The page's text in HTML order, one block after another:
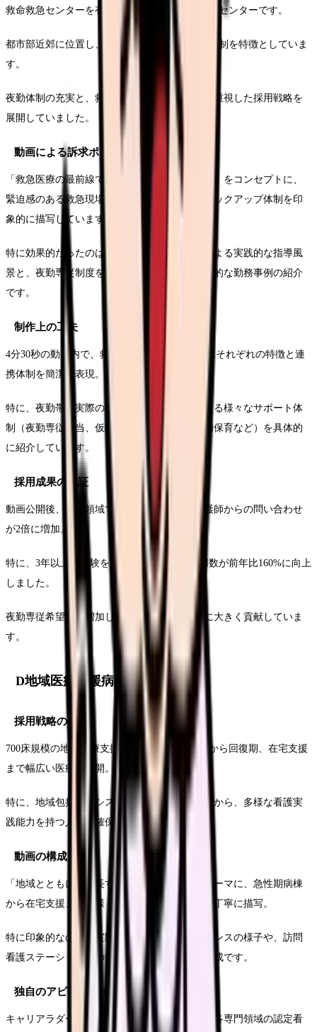
救命救急センターを有する950床規模の総合医療センターです。
都市部近郊に位置し、24時間365日の救急医療体制を特徴としていま
す。
夜勤体制の充実と、救急領域での専門性向上を重視した採用戦略を
展開していました。
動画による訴求ポイント
「救急医療の最前線で、あなたの力を活かそう」をコンセプトに、
緊迫感のある救急現場での連携と、充実したバックアップ体制を印
象的に描写しています。
特に効果的だったのは、救急看護認定看護師による実践的な指導風
景と、夜勤専従制度を選択したスタッフの具体的な勤務事例の紹介
です。
制作上の工夫
4分30秒の動画内で、救急外来、ICU、一般病棟それぞれの特徴と連
携体制を簡潔に表現。
特に、夜勤帯の実際の業務風景と、それを支える様々なサポート体
制（夜勤専従手当、仮眠室の充実、24時間院内保育など）を具体的
に紹介しています。
採用成果の検証
動画公開後、救急領域での就職を希望する看護師からの問い合わせ
が2倍に増加。
特に、3年以上の経験を持つ中堅看護師の採用数が前年比160%に向上
しました。
夜勤専従希望者も増加し、24時間体制の充実に大きく貢献していま
す。
D地域医療支援病院の事例
採用戦略の特徴
700床規模の地域医療支援病院として、急性期から回復期、在宅支援
まで幅広い医療を展開。
特に、地域包括ケアシステムの中核を担う立場から、多様な看護実
践能力を持つ人材の確保を目指していました。
動画の構成と内容
「地域とともに、成長する看護のチカラ」をテーマに、急性期病棟
から在宅支援まで、様々な場面での看護実践を丁寧に描写。
特に印象的なのは、実際の退院支援カンファレンスの様子や、訪問
看護ステーションとの連携場面を織り交ぜた構成です。
独自のアピールポイント
キャリアラダーに基づく段階的な成長支援と、各専門領域の認定看